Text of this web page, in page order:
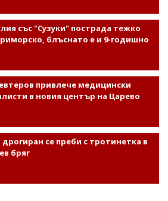
със "Сузуки" пострада тежко
блъснато е и 9-годишно
привлече медицински
в новия център на Царево
дрогиран се преби с тротинетка в
бряг